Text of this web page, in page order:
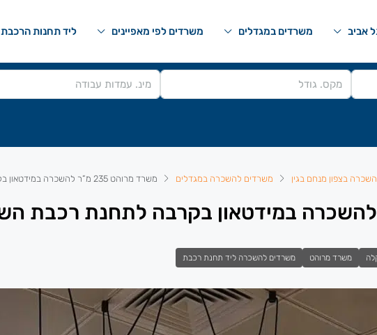
אביב משרדים במגדלים משרדים לפי מאפיינים ליד תחנות הרכבת
בצפון מנחם בגין משרדים להשכרה במגדלים משרד מרוהט 235 מ”ר להשכרה במידטאון בקרבה לתחנת רכבת השלום
משרד מרוהט משרדים להשכרה ליד תחנת רכבת